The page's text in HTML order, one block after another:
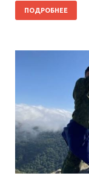
ПОДРОБНЕЕ